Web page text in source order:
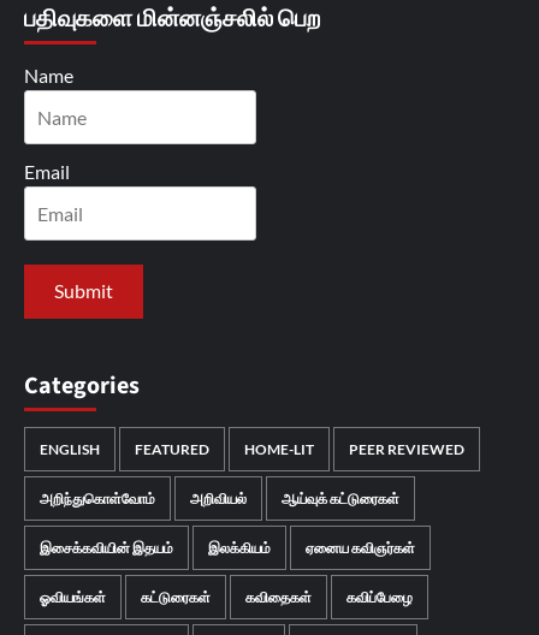
பதிவுகளை மின்னஞ்சலில் பெற
Name
Email
Categories
ENGLISH FEATURED HOME-LIT PEER REVIEWED
அறிந்துகொள்வோம் அறிவியல் ஆய்வுக் கட்டுரைகள்
இசைக்கவியின் இதயம் இலக்கியம் ஏனைய கவிஞர்கள்
ஓவியங்கள் கட்டுரைகள் கவிதைகள் கவிப்பேழை